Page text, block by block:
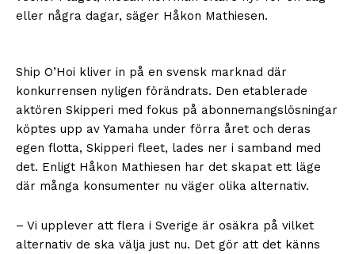
eller några dagar, säger Håkon Mathiesen.
Ship O’Hoi kliver in på en svensk marknad där
konkurrensen nyligen förändrats. Den etablerade
aktören Skipperi med fokus på abonnemangslösningar
köptes upp av Yamaha under förra året och deras
egen flotta, Skipperi fleet, lades ner i samband med
det. Enligt Håkon Mathiesen har det skapat ett läge
där många konsumenter nu väger olika alternativ.
– Vi upplever att flera i Sverige är osäkra på vilket
alternativ de ska välja just nu. Det gör att det känns